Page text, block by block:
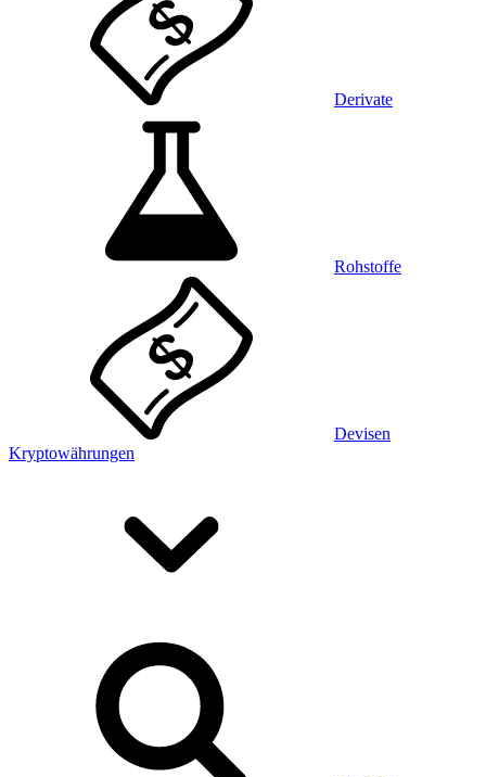
Derivate
Rohstoffe
Devisen
Kryptowährungen